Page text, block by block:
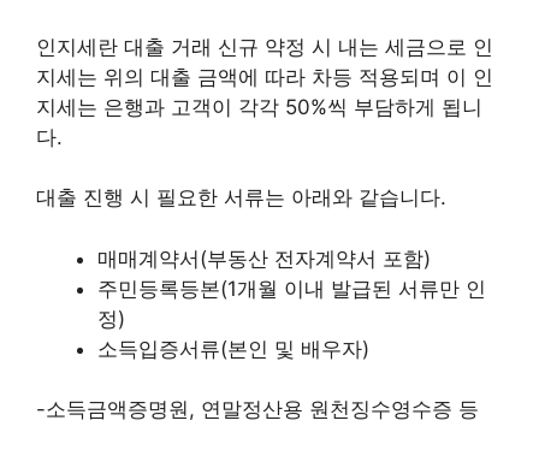
인지세란 대출 거래 신규 약정 시 내는 세금으로 인
지세는 위의 대출 금액에 따라 차등 적용되며 이 인
지세는 은행과 고객이 각각 50%씩 부담하게 됩니
다.
대출 진행 시 필요한 서류는 아래와 같습니다.
매매계약서(부동산 전자계약서 포함)
주민등록등본(1개월 이내 발급된 서류만 인
정)
소득입증서류(본인 및 배우자)
-소득금액증명원, 연말정산용 원천징수영수증 등